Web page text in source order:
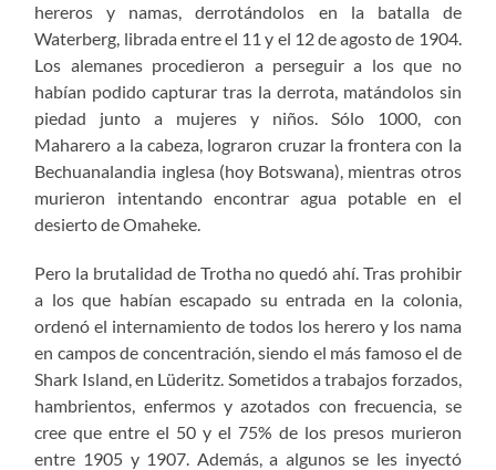
hereros y namas, derrotándolos en la batalla de
Waterberg, librada entre el 11 y el 12 de agosto de 1904.
Los alemanes procedieron a perseguir a los que no
habían podido capturar tras la derrota, matándolos sin
piedad junto a mujeres y niños. Sólo 1000, con
Maharero a la cabeza, lograron cruzar la frontera con la
Bechuanalandia inglesa (hoy Botswana), mientras otros
murieron intentando encontrar agua potable en el
desierto de Omaheke.
Pero la brutalidad de Trotha no quedó ahí. Tras prohibir
a los que habían escapado su entrada en la colonia,
ordenó el internamiento de todos los herero y los nama
en campos de concentración, siendo el más famoso el de
Shark Island, en Lüderitz. Sometidos a trabajos forzados,
hambrientos, enfermos y azotados con frecuencia, se
cree que entre el 50 y el 75% de los presos murieron
entre 1905 y 1907. Además, a algunos se les inyectó